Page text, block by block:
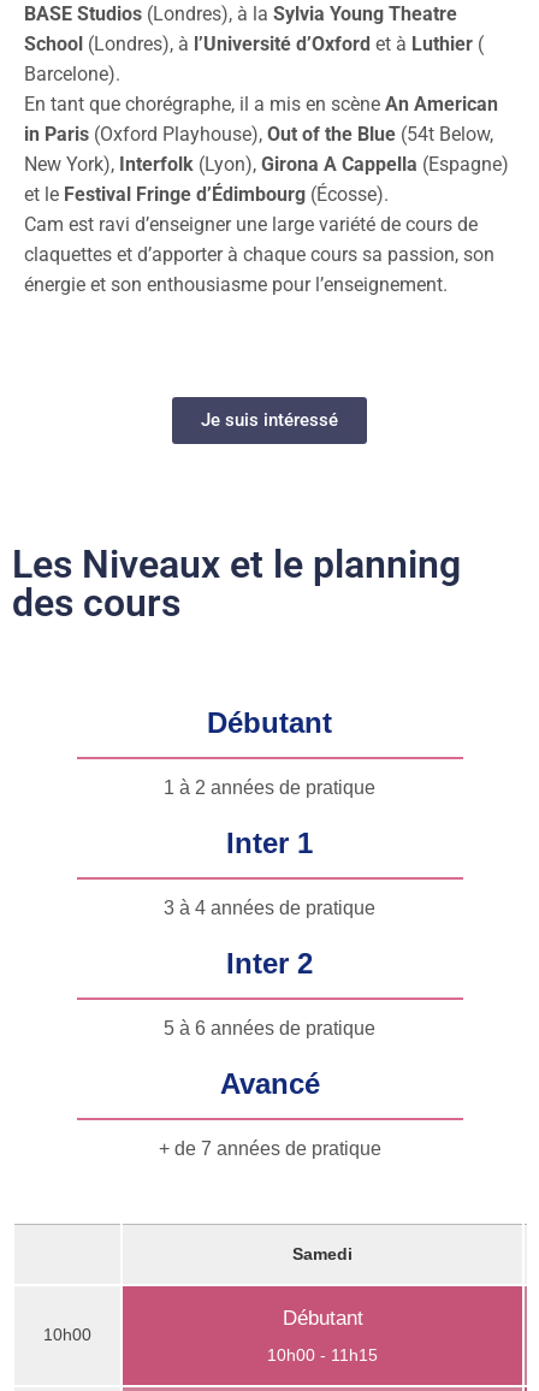
BASE Studios (Londres), à la Sylvia Young Theatre
School (Londres), à l’Université d’Oxford et à Luthier (
Barcelone).
En tant que chorégraphe, il a mis en scène An American
in Paris (Oxford Playhouse), Out of the Blue (54t Below,
New York), Interfolk (Lyon), Girona A Cappella (Espagne)
et le Festival Fringe d’Édimbourg (Écosse).
Cam est ravi d’enseigner une large variété de cours de
claquettes et d’apporter à chaque cours sa passion, son
énergie et son enthousiasme pour l’enseignement.
Je suis intéressé
Les Niveaux et le planning
des cours
Débutant
1 à 2 années de pratique
Inter 1
3 à 4 années de pratique
Inter 2
5 à 6 années de pratique
Avancé
+ de 7 années de pratique
Samedi
10h00
Débutant
10h00 - 11h15